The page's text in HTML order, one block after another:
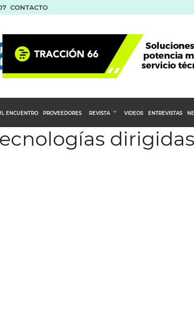
CONTACTO
y compras
ENCUENTRO PROVEEDORES REVISTA
Calendario Editorial
Ediciones Anteriores
VIDEOS ENTREVISTAS